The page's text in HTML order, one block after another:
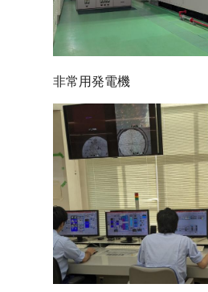
非常用発電機